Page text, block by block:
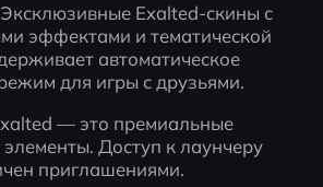
Exalted-скины с
эффектами и тематической
автоматическое
для игры с друзьями.
— это премиальные
элементы. Доступ к лаунчеру
приглашениями.